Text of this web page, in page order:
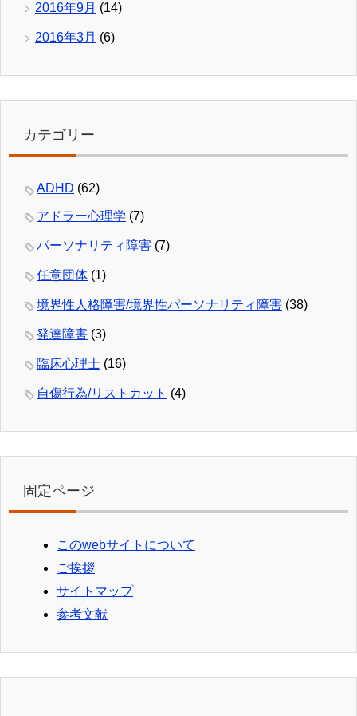
2016年9月 (14)
2016年3月 (6)
カテゴリー
ADHD (62)
アドラー心理学 (7)
パーソナリティ障害 (7)
任意団体 (1)
境界性人格障害/境界性パーソナリティ障害 (38)
発達障害 (3)
臨床心理士 (16)
自傷行為/リストカット (4)
固定ページ
このwebサイトについて
ご挨拶
サイトマップ
参考文献